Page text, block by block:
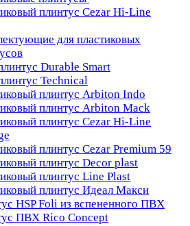
плинтус Cezar Hi-Line
для пластиковых
Durable Smart
Technical
плинтус Arbiton Indo
плинтус Arbiton Mack
плинтус Cezar Hi-Line
плинтус Cezar Premium 59
плинтус Decor plast
плинтус Line Plast
плинтус Идеал Макси
HSP Foli из вспененного ПВХ
ПВХ Rico Concept